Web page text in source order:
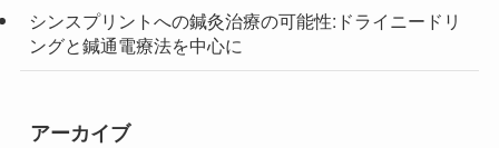
シンスプリントへの鍼灸治療の可能性:ドライニードリ
ングと鍼通電療法を中心に
アーカイブ